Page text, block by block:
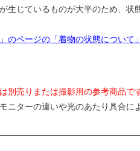
生じているものが大半のため、状
のページの「着物の状態について」
売りまたは撮影用の参考商品です
ターの違いや光のあたり具合に